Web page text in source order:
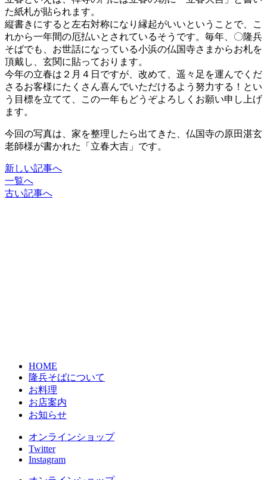
た紙札が貼られます。
縦書きにすると左右対称になり縁起がいいということで、こ
れから一年間の厄払いとされているそうです。毎年、〇隆兵
そばでも、お世話になっている小浜の仏国寺さまからお札を
頂戴し、玄関に貼っております。
今年の立春は２月４日ですが、改めて、遥々足を運んでくだ
さるお客様にたくさん喜んでいただけるよう努力する！とい
う目標を立てて、この一年もどうぞよろしくお願い申し上げ
ます。
今回の写真は、家を整理したら出てきた、仏国寺の原田湛玄
老師様が書かれた「立春大吉」です。
新しい記事へ
一覧へ
古い記事へ
HOME
隆兵そばについて
お料理
お店案内
お知らせ
オンラインショップ
Twitter
Instagram